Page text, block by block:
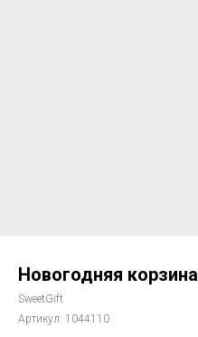
Новогодняя
SweetGift
Артикул: 1044110